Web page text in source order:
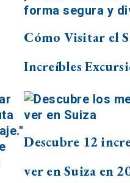
Cómo Visitar el
Increíbles
Descubre 12
ver en Suiza en